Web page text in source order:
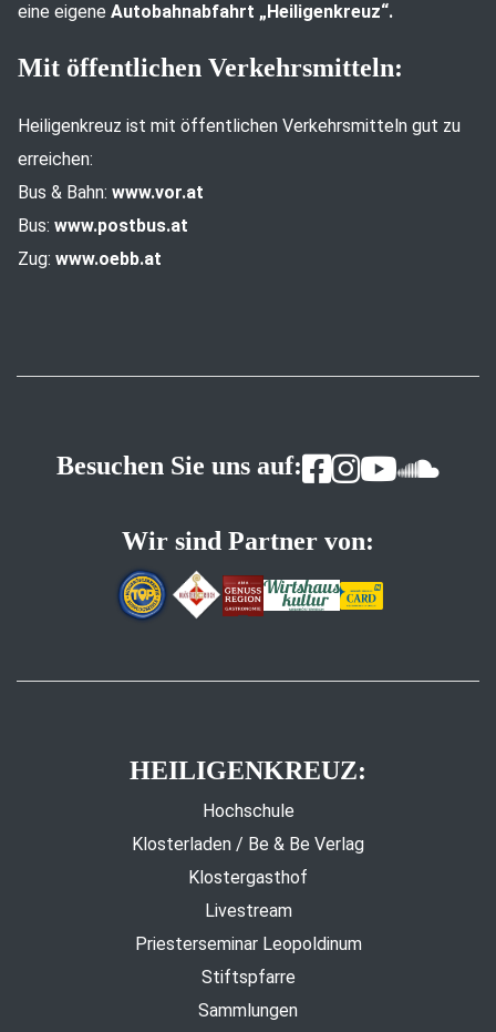
eine eigene Autobahnabfahrt „Heiligenkreuz“.
Mit öffentlichen Verkehrsmitteln:
Heiligenkreuz ist mit öffentlichen Verkehrsmitteln gut zu
erreichen:
Bus & Bahn: www.vor.at
Bus: www.postbus.at
Zug: www.oebb.at
Besuchen Sie uns auf:
Wir sind Partner von:
HEILIGENKREUZ:
Hochschule
Klosterladen / Be & Be Verlag
Klostergasthof
Livestream
Priesterseminar Leopoldinum
Stiftspfarre
Sammlungen